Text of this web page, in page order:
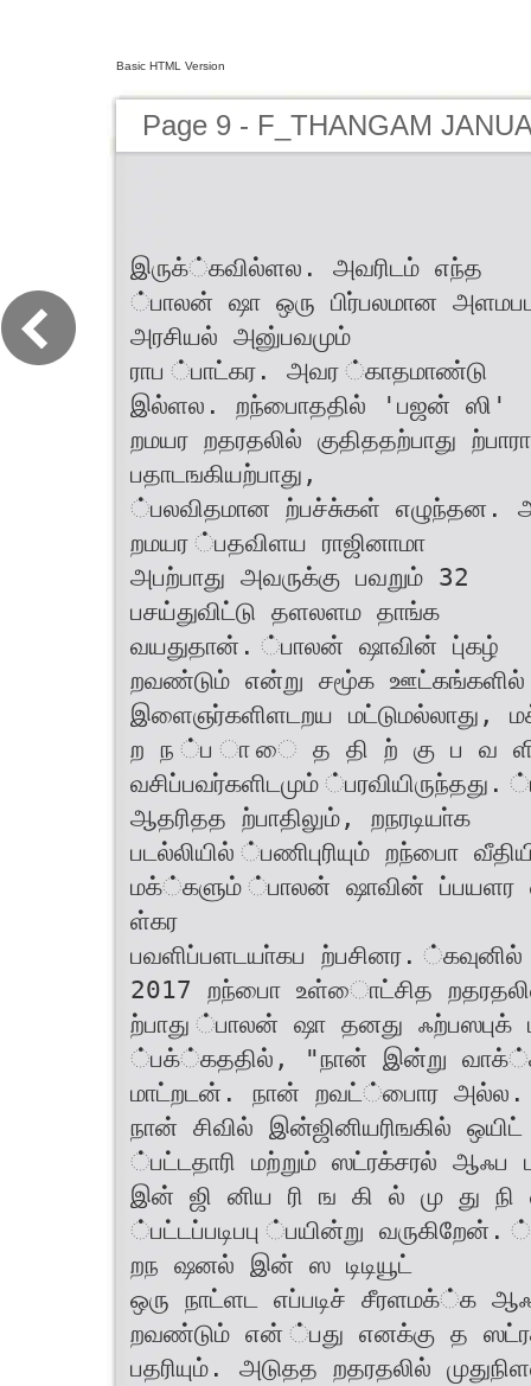
Basic HTML Version
Page 9 - F_THANGAM
இருக்்கவில்ளல. அவரிடம் எந்த
்பாலன் ஷா ஒரு பிர்பலமான
அரசியல் அனு்பவமும்
ராப ்பாட்கர. அவர ்காதமாண்டு
இல்ளல. றந்பாைததில் 'பஜன் ஸி'
றமயர றதரதலில் குதிததற்பாது
பதாடஙகியற்பாது,
்பலவிதமான ற்பச்சு்கள் எழுந்தன.
றமயர ்பதவிளய ராஜினாமா
அபற்பாது அவருக்கு பவறும் 32
பசய்துவிட்டு தளலளம தாங்க
வயதுதான். ்பாலன் ஷாவின் பு்கழ்
றவண்டும் என்று சமூ்க ஊட்கங்களில்
இளைஞர்களிளடறய மட்டுமல்லாது,
ற ந ்ப ா ை த தி ற் கு ப வ
வசிப்பவர்களிடமும்
ஆதரிதத ற்பாதிலும், றநரடியா்க
படல்லியில் ்பணிபுரியும் றந்பாை
மக்்களும் ்பாலன் ஷாவின் ப்பயளர
ள்கர
பவளிப்பளடயா்கப ற்பசினர.
2017 றந்பாை உள்ைாட்சித
ற்பாது ்பாலன் ஷா தனது ஃற்பஸபுக்
்பக்்கததில், "நான் இன்று
மாட்றடன். நான் றவட்்பாைர
நான் சிவில் இன்ஜினியரிஙகில்
்பட்டதாரி மற்றும் ஸட்ரக்சரல் ஆஃப
இன் ஜி னிய ரி ங கி ல் மு து நி
்பட்டப்படிபபு ்பயின்று
றந ஷனல் இன் ஸ டிடியூட்
ஒரு நாட்ளட எப்படிச் சீரளமக்்க
றவண்டும் என் ்பது எனக்கு த
பதரியும். அடுதத றதரதலில்